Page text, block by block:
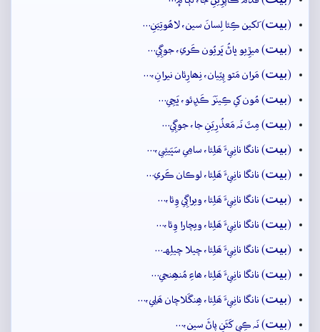
(بيت) لَکين ڪِئا لِسانَ سين، لاھُوتِيَنِ…
(بيت) ميڙِيو ڀاڻُ ڀَريُون ڪَري، جوڳِي…
(بيت) مَران مَٿو پِٽِيان، نِھارِئان نيرانِ،…
(بيت) مُون کي ڪِينَرَ ڪَڍِئو، ڀَڃِي…
(بيت) مِٽَ نَہ مَعذُرِيَنِ جا، جوڳِي…
(بيت) نانگا نانِيءَ ھَلِئا، سامِي سَڀَيئِي،…
(بيت) نانگا نانِيءَ ھَلِئا، لوڪان ڪَري…
(بيت) نانگا نانِيءَ ھَلِئا، ويراڳِي وِئا،…
(بيت) نانگا نانِيءَ ھَلِئا، ويچارا وِئا،…
(بيت) نانگا نانِيءَ ھَلِئا، چيلا چيلِهہ…
(بيت) نانگا نانِيءَ ھَلِئا، ھاءِ مُنھِنجي…
(بيت) نانگا نانِيءَ ھَلِئا، ھِنگَلاچان ھَلِي،…
(بيت) نَہ ڪِي کَڻَنِ پاڻَ سين،…